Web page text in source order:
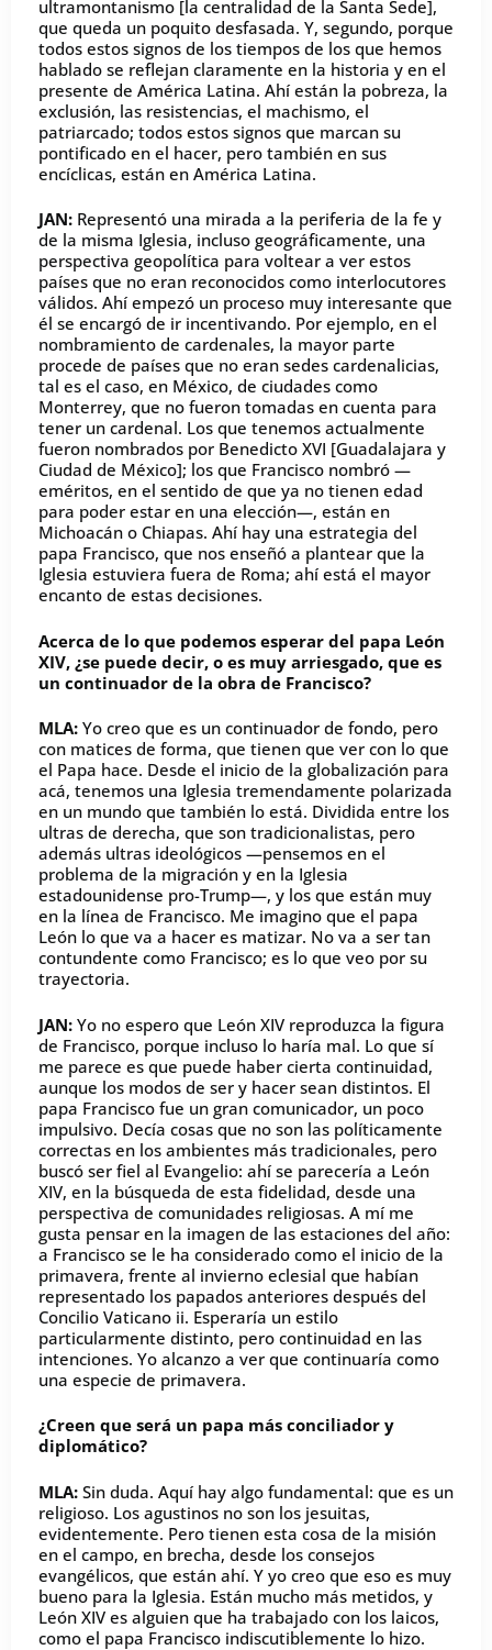
ultramontanismo [la centralidad de la Santa Sede],
que queda un poquito desfasada. Y, segundo, porque
todos estos signos de los tiempos de los que hemos
hablado se reflejan claramente en la historia y en el
presente de América Latina. Ahí están la pobreza, la
exclusión, las resistencias, el machismo, el
patriarcado; todos estos signos que marcan su
pontificado en el hacer, pero también en sus
encíclicas, están en América Latina.
JAN: Representó una mirada a la periferia de la fe y
de la misma Iglesia, incluso geográficamente, una
perspectiva geopolítica para voltear a ver estos
países que no eran reconocidos como interlocutores
válidos. Ahí empezó un proceso muy interesante que
él se encargó de ir incentivando. Por ejemplo, en el
nombramiento de cardenales, la mayor parte
procede de países que no eran sedes cardenalicias,
tal es el caso, en México, de ciudades como
Monterrey, que no fueron tomadas en cuenta para
tener un cardenal. Los que tenemos actualmente
fueron nombrados por Benedicto XVI [Guadalajara y
Ciudad de México]; los que Francisco nombró —
eméritos, en el sentido de que ya no tienen edad
para poder estar en una elección—, están en
Michoacán o Chiapas. Ahí hay una estrategia del
papa Francisco, que nos enseñó a plantear que la
Iglesia estuviera fuera de Roma; ahí está el mayor
encanto de estas decisiones.
Acerca de lo que podemos esperar del papa León
XIV, ¿se puede decir, o es muy arriesgado, que es
un continuador de la obra de Francisco?
MLA: Yo creo que es un continuador de fondo, pero
con matices de forma, que tienen que ver con lo que
el Papa hace. Desde el inicio de la globalización para
acá, tenemos una Iglesia tremendamente polarizada
en un mundo que también lo está. Dividida entre los
ultras de derecha, que son tradicionalistas, pero
además ultras ideológicos —pensemos en el
problema de la migración y en la Iglesia
estadounidense pro-Trump—, y los que están muy
en la línea de Francisco. Me imagino que el papa
León lo que va a hacer es matizar. No va a ser tan
contundente como Francisco; es lo que veo por su
trayectoria.
JAN: Yo no espero que León XIV reproduzca la figura
de Francisco, porque incluso lo haría mal. Lo que sí
me parece es que puede haber cierta continuidad,
aunque los modos de ser y hacer sean distintos. El
papa Francisco fue un gran comunicador, un poco
impulsivo. Decía cosas que no son las políticamente
correctas en los ambientes más tradicionales, pero
buscó ser fiel al Evangelio: ahí se parecería a León
XIV, en la búsqueda de esta fidelidad, desde una
perspectiva de comunidades religiosas. A mí me
gusta pensar en la imagen de las estaciones del año:
a Francisco se le ha considerado como el inicio de la
primavera, frente al invierno eclesial que habían
representado los papados anteriores después del
Concilio Vaticano ii. Esperaría un estilo
particularmente distinto, pero continuidad en las
intenciones. Yo alcanzo a ver que continuaría como
una especie de primavera.
¿Creen que será un papa más conciliador y
diplomático?
MLA: Sin duda. Aquí hay algo fundamental: que es un
religioso. Los agustinos no son los jesuitas,
evidentemente. Pero tienen esta cosa de la misión
en el campo, en brecha, desde los consejos
evangélicos, que están ahí. Y yo creo que eso es muy
bueno para la Iglesia. Están mucho más metidos, y
León XIV es alguien que ha trabajado con los laicos,
como el papa Francisco indiscutiblemente lo hizo.